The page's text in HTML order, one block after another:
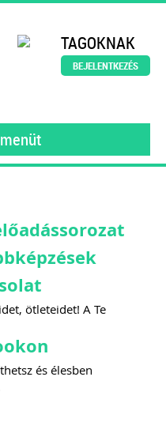
TAGOKNAK
BEJELENTKEZÉS
ötleteidet! A Te
és élesben